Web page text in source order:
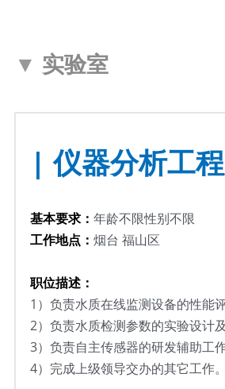
▼ 实验室
| 仪器分析工
基本要求： 年龄不限性别不限
工作地点： 烟台 福山区
职位描述：
1）负责水质在线监测设备的性能
2）负责水质检测参数的实验设计
3）负责自主传感器的研发辅助工
4）完成上级领导交办的其它工作。